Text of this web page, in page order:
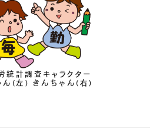
統計調査キャラクター
ん(左) きんちゃん(右)